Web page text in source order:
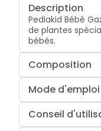
Description
Pediakid Bébé
de plantes
bébés.
Composition
Mode d'emploi
Conseil